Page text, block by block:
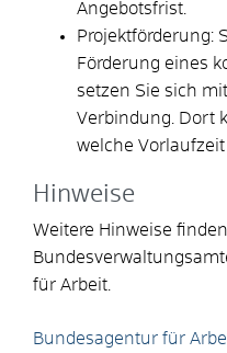
Angebotsfrist.
Projektförderung:
Förderung eines
setzen Sie sich
Verbindung. Dort
welche
Hinweise
Weitere Hinweise
für Arbeit.
Bundesagentur für